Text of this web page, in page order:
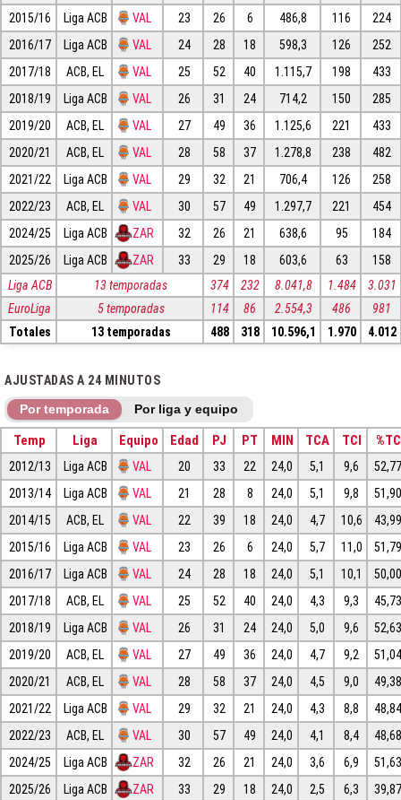
2015/16 Liga ACB VAL 23 26 6 486,8 116
224
2016/17
Liga ACB VAL 24 28 18 598,3 126
252
2017/18
ACB, EL VAL 25 52 40 1.115,7 198
433
2018/19
Liga ACB VAL 26 31 24 714,2 150
285
2019/20
ACB, EL VAL 27 49 36 1.125,6 221
433
2020/21
ACB, EL VAL 28 58 37 1.278,8 238
482
2021/22
Liga ACB VAL 29 32 21 706,4 126
258
2022/23
ACB, EL VAL 30 57 49 1.297,7 221
454
2024/25
Liga ACB ZAR 32 26 21 638,6 95
184
2025/26
Liga ACB ZAR 33 29 18 603,6 63
158
Liga ACB
13 temporadas 374 232 8.041,8 1.484
3.031
EuroLiga
5 temporadas 114 86 2.554,3 486
981
Totales
13 temporadas 488 318 10.596,1 1.970 4.012
AJUSTADAS A 24 MINUTOS
Por temporada Por liga y equipo
Temp Liga Equipo Edad PJ PT MIN TCA TCI %TC
2012/13 Liga ACB VAL 20 33 22 24,0 5,1 9,6
2013/14
Liga ACB VAL 21 28 8 24,0 5,1 9,8
2014/15
ACB, EL VAL 22 39 18 24,0 4,7 10,6
2015/16
Liga ACB VAL 23 26 6 24,0 5,7 11,0
2016/17
Liga ACB VAL 24 28 18 24,0 5,1 10,1
2017/18
ACB, EL VAL 25 52 40 24,0 4,3 9,3
2018/19
Liga ACB VAL 26 31 24 24,0 5,0 9,6
2019/20
ACB, EL VAL 27 49 36 24,0 4,7 9,2
2020/21
ACB, EL VAL 28 58 37 24,0 4,5 9,0
2021/22
Liga ACB VAL 29 32 21 24,0 4,3 8,8
2022/23
ACB, EL VAL 30 57 49 24,0 4,1 8,4
2024/25
Liga ACB ZAR 32 26 21 24,0 3,6 6,9
2025/26
Liga ACB ZAR 33 29 18 24,0 2,5 6,3